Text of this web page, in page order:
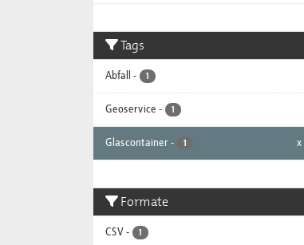
Tags
Abfall - 1
Geoservice - 1
Glascontainer - 1 x
Formate
CSV - 1